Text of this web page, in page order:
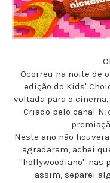
Ocorreu na noite de
edição do Kids'
voltada para o
Criado pelo canal
Neste ano não
agradaram, achei
''hollywoodiano'' nas
assim, separei